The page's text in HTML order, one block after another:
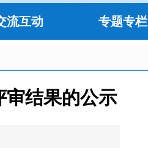
流互动 专题专栏
审结果的公示